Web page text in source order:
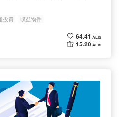
投資 収益物件
64.41 ALIS
15.20 ALIS